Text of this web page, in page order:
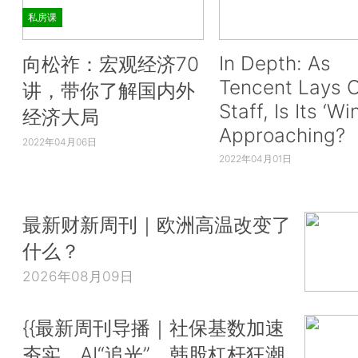
私房课
向松祚：宏观经济70
讲，带你了解国内外
经济大局
2022年04月06日
In Depth: As
Tencent Lays
Staff, Is Its
Approaching?
2022年04月01日
最新财新周刊｜欧洲高温改变了
什么？
2026年08月09日
{{最新周刊导播｜社保基数加速